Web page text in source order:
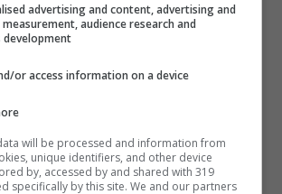
pronto a salutare
non sottovalutare, ma di certo
I primi mesi all’Inter, però,
advertising and content, advertising and
audience research and
development
or access information on a device
will be processed and information from
unique identifiers, and other device
by, accessed by and shared with 319
specifically by this site. We and our partners